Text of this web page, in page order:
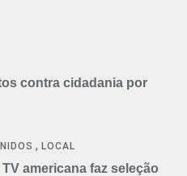
contra cidadania por
,LOCAL
americana faz seleção